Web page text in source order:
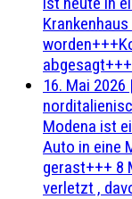
abgesagt+++
16. Mai 2026 |
Modena ist
Auto in eine
gerast+++ 8
verletzt ,